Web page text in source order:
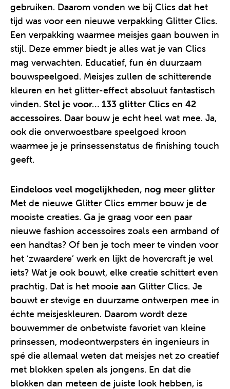
gebruiken. Daarom vonden we bij Clics dat het
tijd was voor een nieuwe verpakking Glitter Clics.
Een verpakking waarmee meisjes gaan bouwen in
stijl. Deze emmer biedt je alles wat je van Clics
mag verwachten. Educatief, fun én duurzaam
bouwspeelgoed. Meisjes zullen de schitterende
kleuren en het glitter-effect absoluut fantastisch
vinden. Stel je voor… 133 glitter Clics en 42
accessoires. Daar bouw je echt heel wat mee. Ja,
ook die onverwoestbare speelgoed kroon
waarmee je je prinsessenstatus de finishing touch
geeft.
Eindeloos veel mogelijkheden, nog meer glitter
Met de nieuwe Glitter Clics emmer bouw je de
mooiste creaties. Ga je graag voor een paar
nieuwe fashion accessoires zoals een armband of
een handtas? Of ben je toch meer te vinden voor
het ‘zwaardere’ werk en lijkt de hovercraft je wel
iets? Wat je ook bouwt, elke creatie schittert even
prachtig. Dat is het mooie aan Glitter Clics. Je
bouwt er stevige en duurzame ontwerpen mee in
échte meisjeskleuren. Daarom wordt deze
bouwemmer de onbetwiste favoriet van kleine
prinsessen, modeontwerpsters én ingenieurs in
spé die allemaal weten dat meisjes net zo creatief
met blokken spelen als jongens. En dat die
blokken dan meteen de juiste look hebben, is